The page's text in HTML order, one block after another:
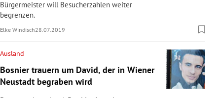
Bürgermeister will Besucherzahlen weiter
begrenzen.
Elke Windisch28.07.2019
Ausland
Bosnier trauern um David, der in Wiener
Neustadt begraben wird